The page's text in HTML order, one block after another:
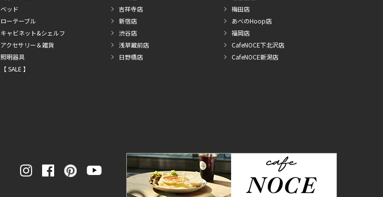
ベッド
ローテーブル
キャビネット&シェルフ
アクセサリー＆雑貨
照明器具
【 SALE 】
吉祥寺店
新宿店
渋谷店
浅草蔵前店
日野橋店
梅田店
あべのHoop店
福岡店
CafeNOCE下北沢店
CafeNOCE新潟店